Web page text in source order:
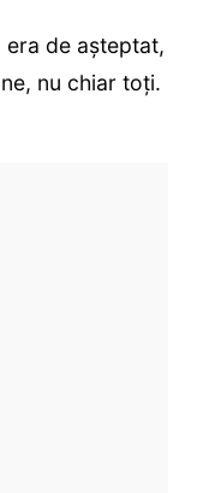
era de așteptat,
nu chiar toți.